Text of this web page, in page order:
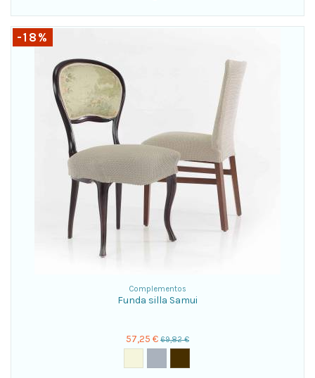
-18%
Complementos
Funda silla Samui
57,25 € 69,82 €